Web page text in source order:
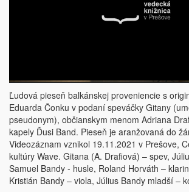
Ľudová pieseň balkánskej proveniencie s
Eduarda Čonku v podaní speváčky Gitany
pseudonym), občianskym menom Adriana
kapely Ďusi Band. Pieseň je aranžovaná do
Videozáznam vznikol 19.11.2021 v Prešove,
kultúry Wave. Gitana (A. Drafiová) – spev,
Samuel Bandy - husle, Roland Horváth –
Kristián Bandy – viola, Július Bandy mladší –